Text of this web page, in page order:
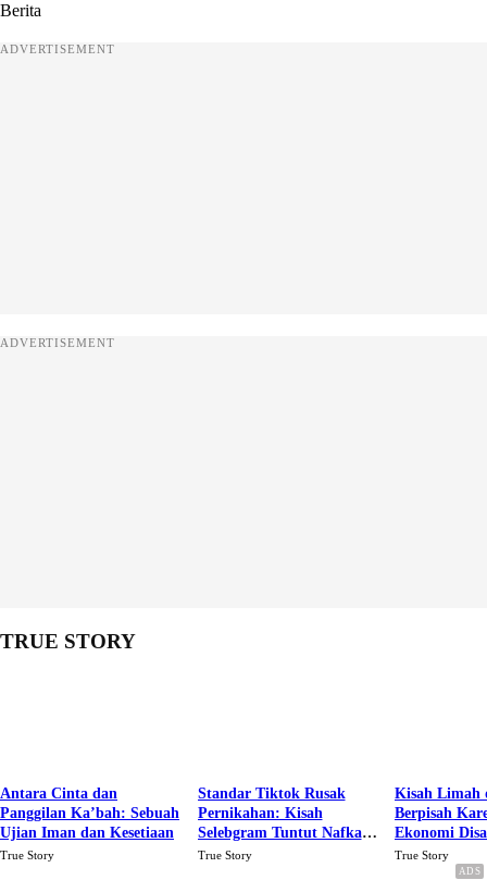
Berita
ADVERTISEMENT
ADVERTISEMENT
TRUE STORY
Antara Cinta dan
Panggilan Ka’bah: Sebuah
Ujian Iman dan Kesetiaan
True Story
Standar Tiktok Rusak
Pernikahan: Kisah
Selebgram Tuntut Nafkah
Rp.15 Juta Perbulan
True Story
Kisah Limah
Berpisah
Ekonomi
Karena Cinta
True Story